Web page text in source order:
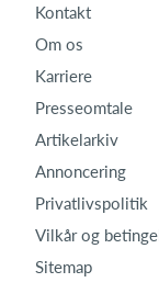
Kontakt
Om os
Karriere
Presseomtale
Artikelarkiv
Annoncering
Privatlivspolitik
Vilkår og
Sitemap